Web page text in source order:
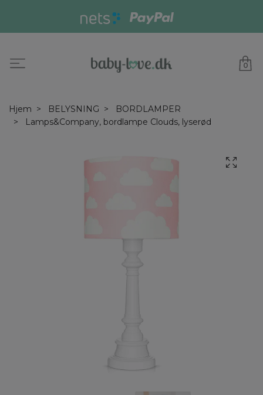
0
Hjem BELYSNING
BORDLAMPER
Lamps&Company, bordlampe Clouds, lyserød